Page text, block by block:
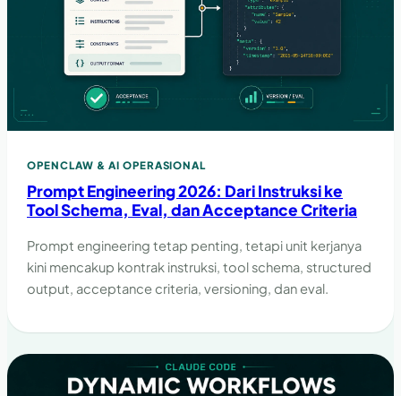
OPENCLAW & AI OPERASIONAL
Prompt Engineering 2026: Dari Instruksi ke
Tool Schema, Eval, dan Acceptance Criteria
Prompt engineering tetap penting, tetapi unit kerjanya
kini mencakup kontrak instruksi, tool schema, structured
output, acceptance criteria, versioning, dan eval.